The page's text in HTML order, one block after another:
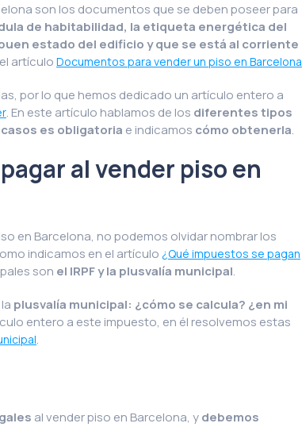
son los documentos que se deben poseer para
de habitabilidad, la etiqueta energética del
estado del edificio y que se está al corriente
artículo Documentos para vender un piso en Barcelona
por lo que hemos dedicado un artículo entero a
. En este artículo hablamos de los diferentes tipos
es obligatoria e indicamos cómo obtenerla.
al vender piso en
en Barcelona, no podemos olvidar nombrar los
indicamos en el artículo ¿Qué impuestos se pagan
son el IRPF y la plusvalía municipal.
plusvalía municipal: ¿cómo se calcula? ¿en mi
entero a este impuesto, en él resolvemos estas
.
al vender piso en Barcelona, ydebemos